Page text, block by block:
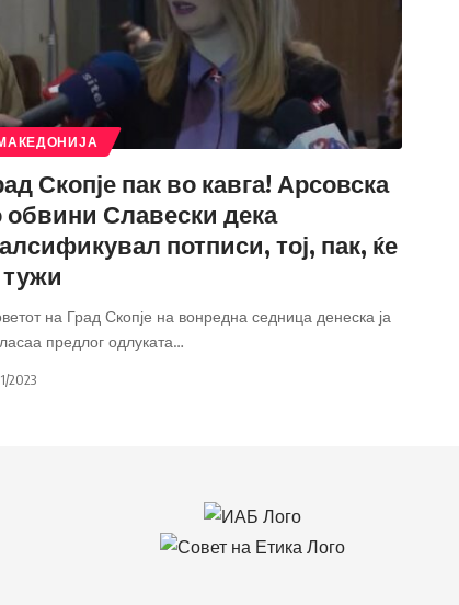
Скопје пак во кавга! Арсовска
обвини Славески дека
потписи, тој, пак, ќе
тужи
на Град Скопје на вонредна седница денеска ја
предлог одлуката…
2023